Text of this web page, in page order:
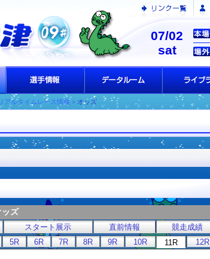
07/02
sat
アルタイムレース情報 > オッズ
ッズ
スタート展示 直前情報
競走成績
5R 6R 7R 8R 9R 10R 11R 12R